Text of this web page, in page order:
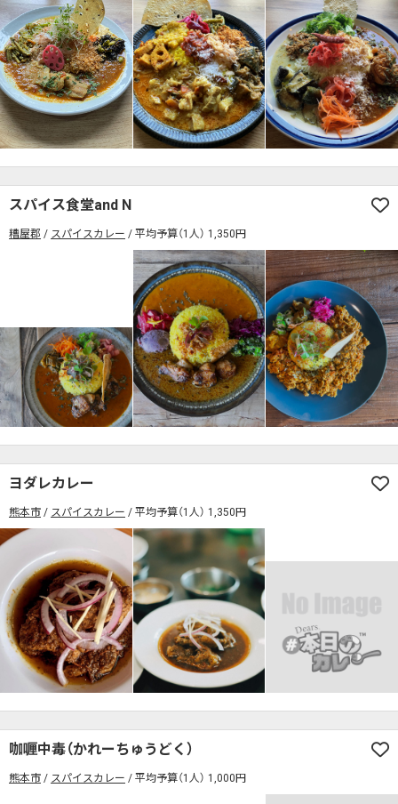
スパイス食堂and N
糟屋郡 スパイスカレー 平均予算（1人） 1,350円
ヨダレカレー
熊本市 スパイスカレー 平均予算（1人） 1,350円
咖喱中毒（かれーちゅうどく）
熊本市 スパイスカレー 平均予算（1人） 1,000円